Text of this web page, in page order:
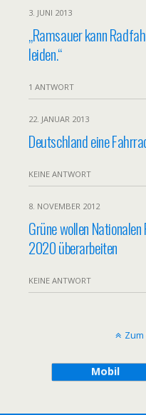
3. JUNI 2013
„Ramsauer kann
leiden.“
1 ANTWORT
22. JANUAR 2013
Deutschland eine
KEINE ANTWORT
8. NOVEMBER 2012
Grüne wollen
2020 überarbeiten
KEINE ANTWORT
Mobil